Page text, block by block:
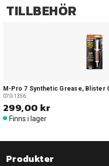
TILLBEHÖR
M-Pro 7 Synthetic Grease, Blister
070-1356
299,00 kr
Finns i lager
Produkter